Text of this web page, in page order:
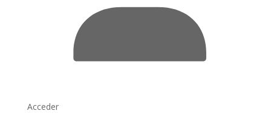
Acceder